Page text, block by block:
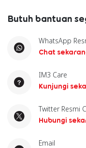
Butuh bantuan
WhatsApp
Chat
IM3 Care
Kunjungi
Twitter Resmi
Hubungi
Email